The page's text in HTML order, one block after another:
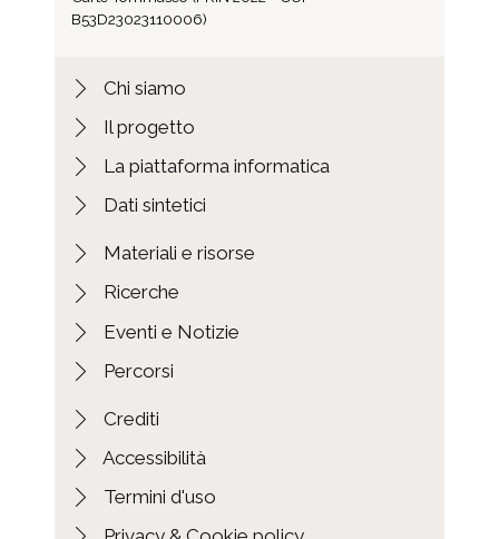
B53D23023110006)
Chi siamo
Il progetto
La piattaforma informatica
Dati sintetici
Materiali e risorse
Ricerche
Eventi e Notizie
Percorsi
Crediti
Accessibilità
Termini d'uso